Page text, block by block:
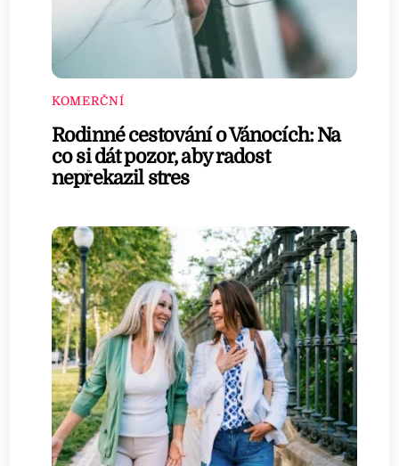
KOMERČNÍ
Rodinné cestování o Vánocích: Na
co si dát pozor, aby radost
nepřekazil stres